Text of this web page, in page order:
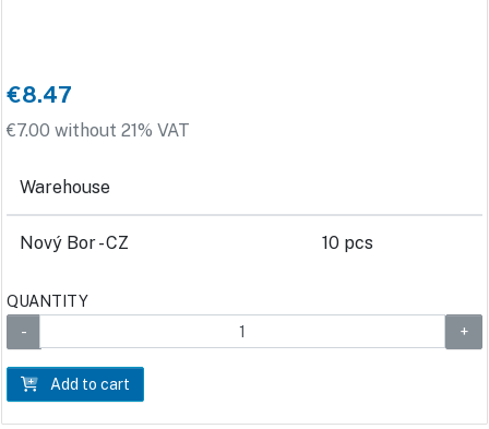
€8.47
€7.00 without 21% VAT
Warehouse
Nový Bor - CZ 10 pcs
QUANTITY
Add to cart